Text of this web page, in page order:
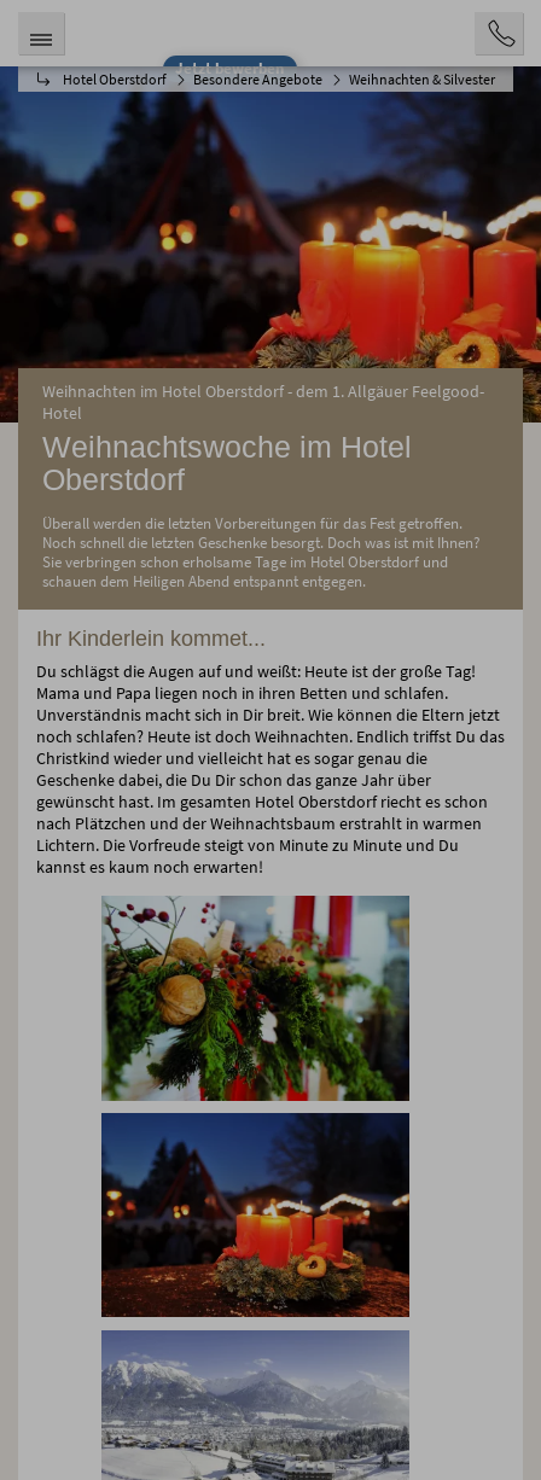
Jetzt bewerben
Hotel Oberstdorf Besondere Angebote Weihnachten & Silvester
Weihnachten im Hotel Oberstdorf - dem 1. Allgäuer Feelgood-
Hotel
Weihnachtswoche im Hotel
Oberstdorf
Überall werden die letzten Vorbereitungen für das Fest getroffen.
Noch schnell die letzten Geschenke besorgt. Doch was ist mit Ihnen?
Sie verbringen schon erholsame Tage im Hotel Oberstdorf und
schauen dem Heiligen Abend entspannt entgegen.
Ihr Kinderlein kommet...
Du schlägst die Augen auf und weißt: Heute ist der große Tag!
Mama und Papa liegen noch in ihren Betten und schlafen.
Unverständnis macht sich in Dir breit. Wie können die Eltern jetzt
noch schlafen? Heute ist doch Weihnachten. Endlich triffst Du das
Christkind wieder und vielleicht hat es sogar genau die
Geschenke dabei, die Du Dir schon das ganze Jahr über
gewünscht hast. Im gesamten Hotel Oberstdorf riecht es schon
nach Plätzchen und der Weihnachtsbaum erstrahlt in warmen
Lichtern. Die Vorfreude steigt von Minute zu Minute und Du
kannst es kaum noch erwarten!